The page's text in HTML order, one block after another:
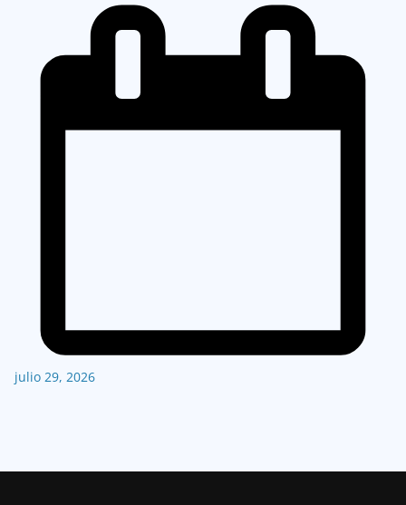
julio 29, 2026